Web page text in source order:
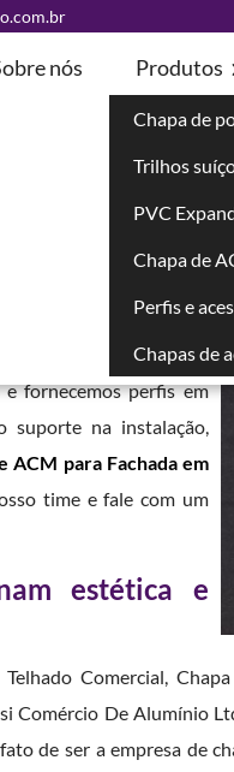
nós Produtos
Chapa de
Trilhos
PVC
Chapa de
Perfis e
Chapas de
Trabalhamos
fornecemos perfis em
suporte na instalação,
ACM para Fachada em
time e fale com um
estética e
Comercial,
Comércio De Alumínio
de ser a empresa de